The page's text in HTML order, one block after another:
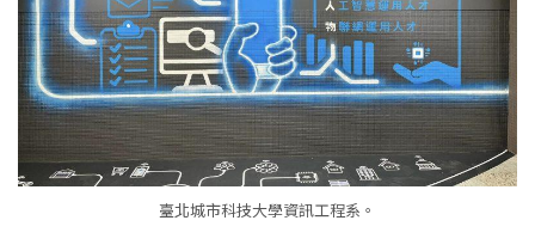
臺北城市科技大學資訊工程系。